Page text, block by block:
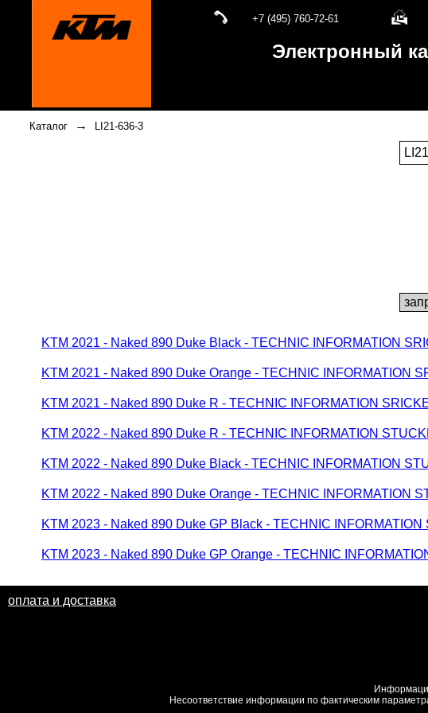
+7 (495) 760-72-61
Электронный
Каталог → LI21-636-3
KTM 2021 - Naked 890 Duke Black - TECHNIC INFORMATION
KTM 2021 - Naked 890 Duke Orange - TECHNIC INFORMATION
KTM 2021 - Naked 890 Duke R - TECHNIC INFORMATION
KTM 2022 - Naked 890 Duke R - TECHNIC INFORMATION
KTM 2022 - Naked 890 Duke Black - TECHNIC INFORMATION
KTM 2022 - Naked 890 Duke Orange - TECHNIC INFORMATION
KTM 2023 - Naked 890 Duke GP Black - TECHNIC INFORMATION
KTM 2023 - Naked 890 Duke GP Orange - TECHNIC
оплата и доставка
Несоответствие информации по фактическим